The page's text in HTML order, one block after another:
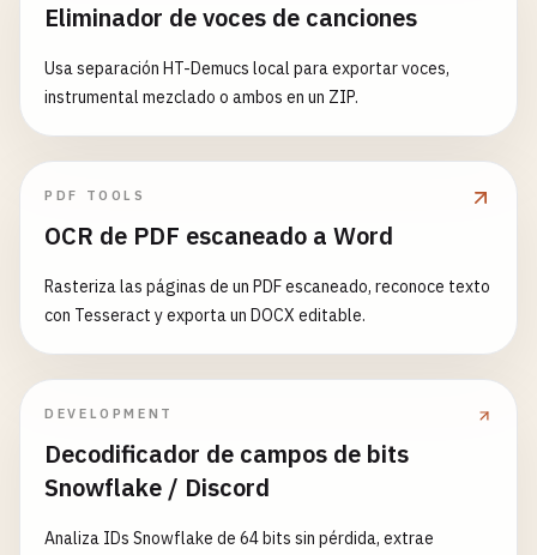
Eliminador de voces de canciones
Usa separación HT-Demucs local para exportar voces,
instrumental mezclado o ambos en un ZIP.
PDF TOOLS
OCR de PDF escaneado a Word
Rasteriza las páginas de un PDF escaneado, reconoce texto
con Tesseract y exporta un DOCX editable.
DEVELOPMENT
Decodificador de campos de bits
Snowflake / Discord
Analiza IDs Snowflake de 64 bits sin pérdida, extrae